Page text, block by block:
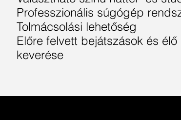
Professzionális súgógép
Tolmácsolási lehetőség
Előre felvett bejátszások és
keverése